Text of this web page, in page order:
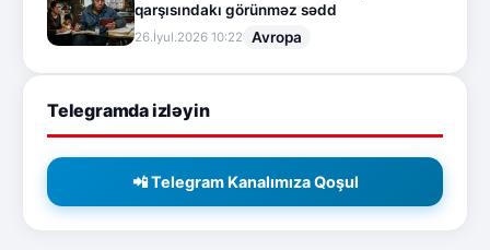
qarşısındakı görünməz sədd
26.İyul.2026 10:22 Avropa
Telegramda izləyin
📲 Telegram Kanalımıza Qoşul